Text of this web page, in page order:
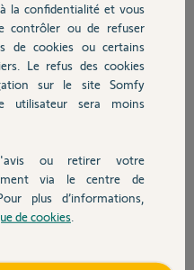
de discussion
que les ports 80 et 443
de votre Centrale/Transmetteur
la procédure
:
la confidentialité et vous
contrôler ou de refuser
de cookies ou certains
Le refus des cookies
sur le site Somfy
utilisateur sera moins
ou retirer votre
via le centre de
plus d’informations,
de cookies